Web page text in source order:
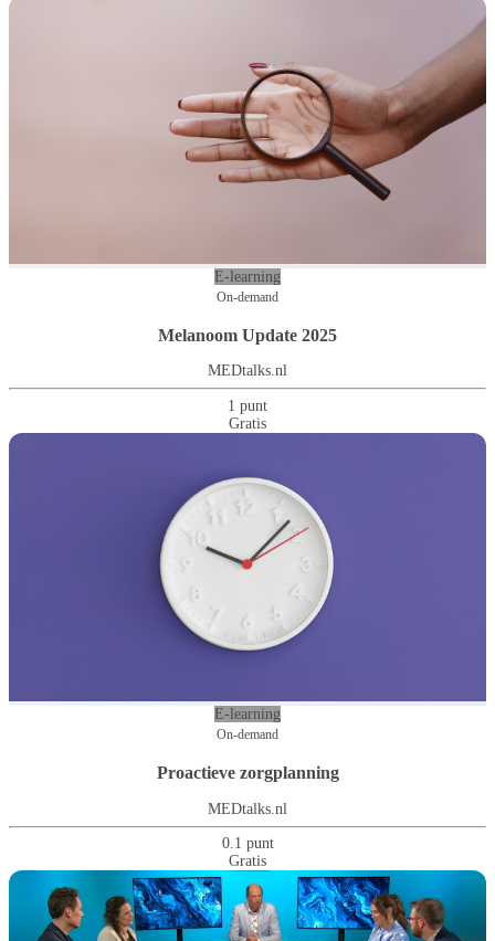
E-learning
On-demand
Melanoom Update 2025
MEDtalks.nl
1 punt
Gratis
E-learning
On-demand
Proactieve zorgplanning
MEDtalks.nl
0.1 punt
Gratis